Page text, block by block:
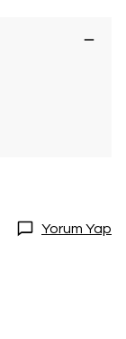
Yorum Yap